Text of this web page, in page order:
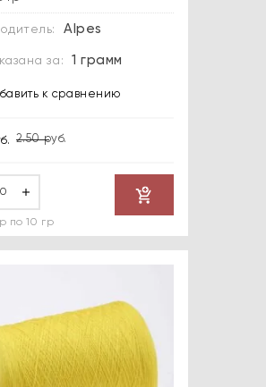
Alpes
за: 1 грамм
к сравнению
2.50руб.
по 10 гр